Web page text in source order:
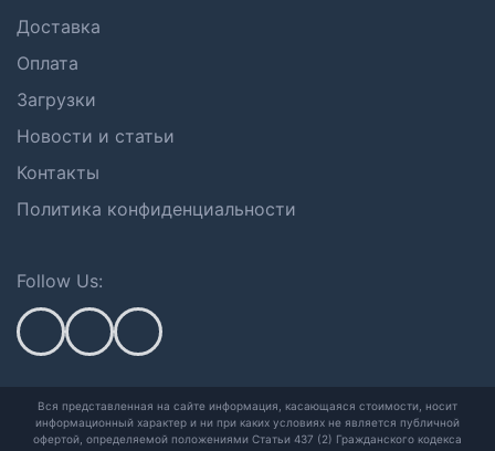
Доставка
Оплата
Загрузки
Новости и статьи
Контакты
Политика конфиденциальности
Follow Us:
Вся представленная на сайте информация, касающаяся стоимости, носит
информационный характер и ни при каких условиях не является публичной
офертой, определяемой положениями Статьи 437 (2) Гражданского кодекса